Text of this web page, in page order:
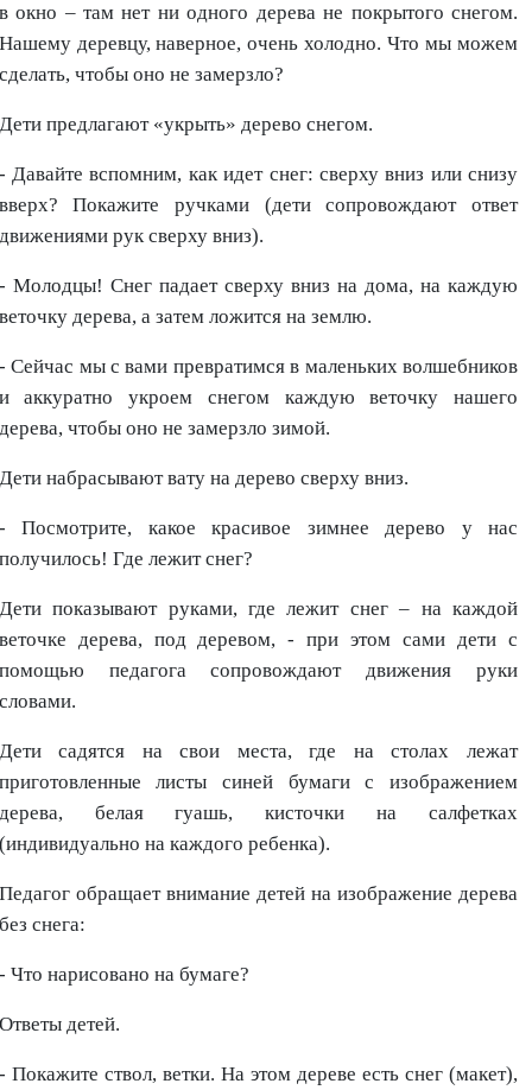
окно – там нет ни одного дерева не покрытого снегом.
деревцу, наверное, очень холодно. Что мы можем
чтобы оно не замерзло?
предлагают «укрыть» дерево снегом.
Давайте вспомним, как идет снег: сверху вниз или снизу
Покажите ручками (дети сопровождают ответ
рук сверху вниз).
Молодцы! Снег падает сверху вниз на дома, на каждую
дерева, а затем ложится на землю.
Сейчас мы с вами превратимся в маленьких волшебников
аккуратно укроем снегом каждую веточку нашего
чтобы оно не замерзло зимой.
набрасывают вату на дерево сверху вниз.
Посмотрите, какое красивое зимнее дерево у нас
Где лежит снег?
показывают руками, где лежит снег – на каждой
дерева, под деревом, - при этом сами дети с
педагога сопровождают движения руки
садятся на свои места, где на столах лежат
листы синей бумаги с изображением
белая гуашь, кисточки на салфетках
на каждого ребенка).
обращает внимание детей на изображение дерева
снега:
Что нарисовано на бумаге?
детей.
Покажите ствол, ветки. На этом дереве есть снег (макет),